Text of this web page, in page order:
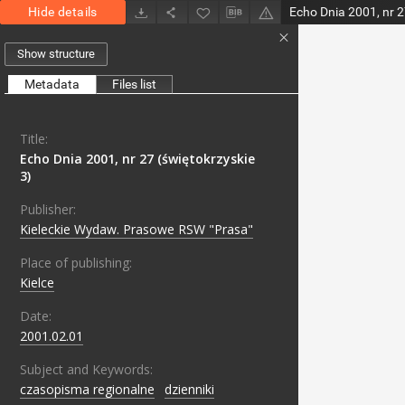
Hide details Echo Dnia 2001, nr
Show structure
Metadata Files list
Title:
Echo Dnia 2001, nr 27 (świętokrzyskie
3)
Publisher:
Kieleckie Wydaw. Prasowe RSW "Prasa"
Place of publishing:
Kielce
Date:
2001.02.01
Subject and Keywords:
czasopisma regionalne
dzienniki